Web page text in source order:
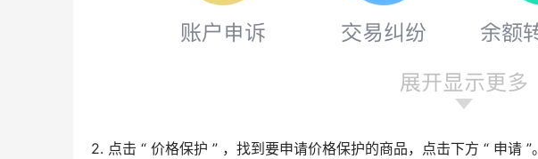
2. 点击 “ 价格保护 ” ，找到要申请价格保护的商品，点击下方 “ 申请 ”。